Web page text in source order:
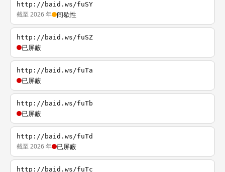
http://baid.ws/fuSY
截至 2026 年 间歇性
http://baid.ws/fuSZ
已屏蔽
http://baid.ws/fuTa
已屏蔽
http://baid.ws/fuTb
已屏蔽
http://baid.ws/fuTd
截至 2026 年 已屏蔽
http://baid.ws/fuTc